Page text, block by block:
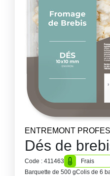
ENTREMONT
Dés de
Code : 411463
Frais
Barquette de 500 gColis de 6